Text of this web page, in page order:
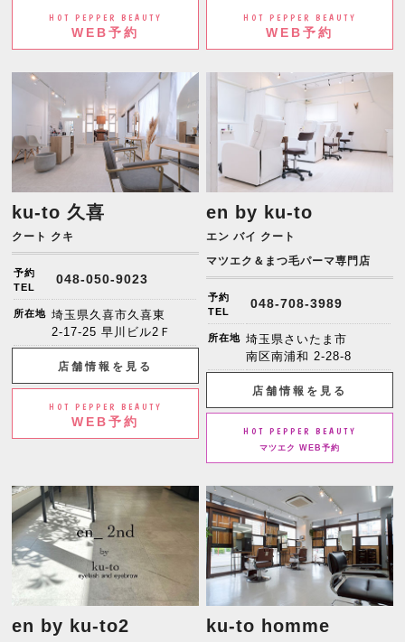
HOT PEPPER BEAUTY
WEB予約
HOT PEPPER BEAUTY
WEB予約
ku-to 久喜
クート クキ
予約
TEL
048-050-9023
所在地 埼玉県久喜市久喜東
2-17-25 早川ビル2Ｆ
店舗情報を見る
HOT PEPPER BEAUTY
WEB予約
en by ku-to
エン バイ クート
マツエク＆まつ毛パーマ専門店
予約
TEL
048-708-3989
所在地 埼玉県さいたま市
南区南浦和 2-28-8
店舗情報を見る
HOT PEPPER BEAUTY
マツエク WEB予約
en by ku-to2 ku-to homme